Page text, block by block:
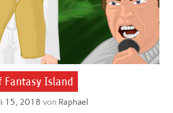
Fantasy Island
15, 2018 von Raphael